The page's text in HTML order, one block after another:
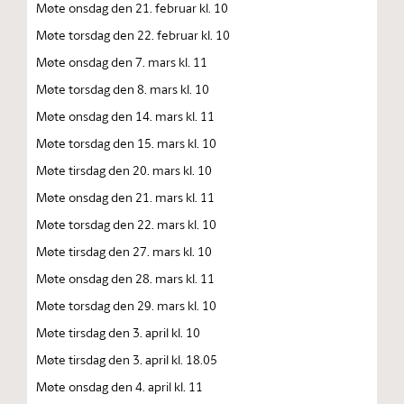
Møte onsdag den 21. februar kl. 10
Møte torsdag den 22. februar kl. 10
Møte onsdag den 7. mars kl. 11
Møte torsdag den 8. mars kl. 10
Møte onsdag den 14. mars kl. 11
Møte torsdag den 15. mars kl. 10
Møte tirsdag den 20. mars kl. 10
Møte onsdag den 21. mars kl. 11
Møte torsdag den 22. mars kl. 10
Møte tirsdag den 27. mars kl. 10
Møte onsdag den 28. mars kl. 11
Møte torsdag den 29. mars kl. 10
Møte tirsdag den 3. april kl. 10
Møte tirsdag den 3. april kl. 18.05
Møte onsdag den 4. april kl. 11